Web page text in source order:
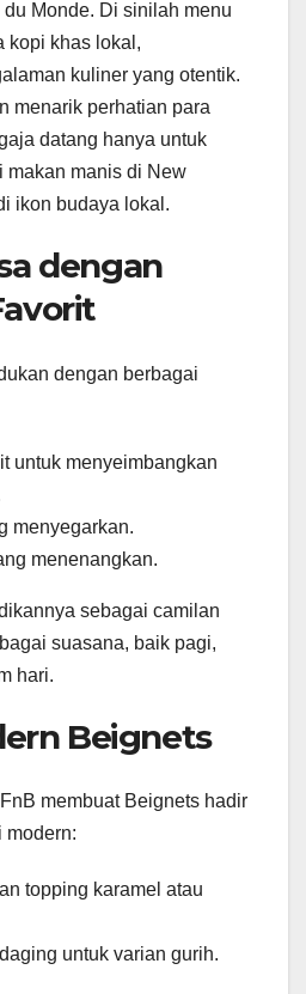
Monde. Di sinilah menu
kopi khas lokal,
kuliner yang otentik.
menarik perhatian para
datang hanya untuk
makan manis di New
ikon budaya lokal.
dengan
dengan berbagai
untuk menyeimbangkan
menyegarkan.
menenangkan.
sebagai camilan
suasana, baik pagi,
hari.
Beignets
membuat Beignets hadir
modern:
topping karamel atau
untuk varian gurih.